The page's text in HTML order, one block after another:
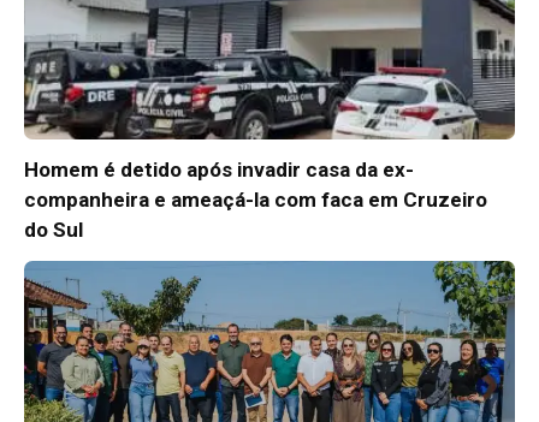
Homem é detido após invadir casa da ex-
companheira e ameaçá-la com faca em Cruzeiro
do Sul